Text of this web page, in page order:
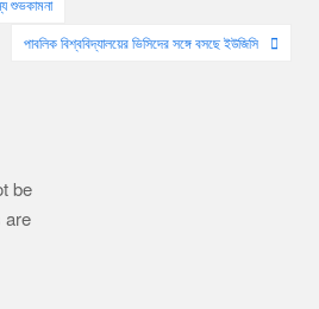
শুভকামনা
পাবলিক বিশ্ববিদ্যালয়ের ভিসিদের সঙ্গে বসছে ইউজিসি
be
are